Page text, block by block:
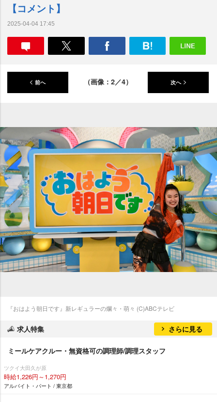
【コメント】
2025-04-04 17:45
前へ （画像：2／4） 次へ
『おはよう朝日です』新レギュラーの爛々・萌々 (C)ABCテレビ
求人特集 さらに見る
ミールケアクルー・無資格可の調理師/調理スタッフ
ツクイ大田久が原
時給1,226円～1,270円
アルバイト・パート / 東京都